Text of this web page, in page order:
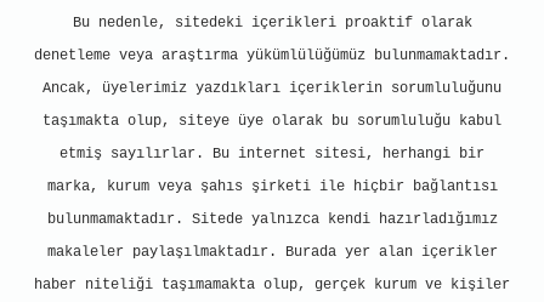
Bu nedenle, sitedeki içerikleri proaktif olarak
denetleme veya araştırma yükümlülüğümüz bulunmamaktadır.
Ancak, üyelerimiz yazdıkları içeriklerin sorumluluğunu
taşımakta olup, siteye üye olarak bu sorumluluğu kabul
etmiş sayılırlar. Bu internet sitesi, herhangi bir
marka, kurum veya şahıs şirketi ile hiçbir bağlantısı
bulunmamaktadır. Sitede yalnızca kendi hazırladığımız
makaleler paylaşılmaktadır. Burada yer alan içerikler
haber niteliği taşımamakta olup, gerçek kurum ve kişiler